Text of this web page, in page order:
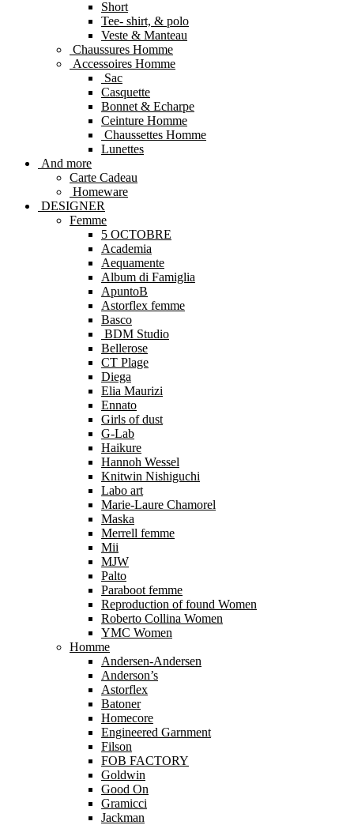
Short
Tee- shirt, & polo
Veste & Manteau
Chaussures Homme
Accessoires Homme
Sac
Casquette
Bonnet & Echarpe
Ceinture Homme
Chaussettes Homme
Lunettes
And more
Carte Cadeau
Homeware
DESIGNER
Femme
5 OCTOBRE
Academia
Aequamente
Album di Famiglia
ApuntoB
Astorflex femme
Basco
BDM Studio
Bellerose
CT Plage
Diega
Elia Maurizi
Ennato
Girls of dust
G-Lab
Haikure
Hannoh Wessel
Knitwin Nishiguchi
Labo art
Marie-Laure Chamorel
Maska
Merrell femme
Mii
MJW
Palto
Paraboot femme
Reproduction of found Women
Roberto Collina Women
YMC Women
Homme
Andersen-Andersen
Anderson’s
Astorflex
Batoner
Homecore
Engineered Garnment
Filson
FOB FACTORY
Goldwin
Good On
Gramicci
Jackman